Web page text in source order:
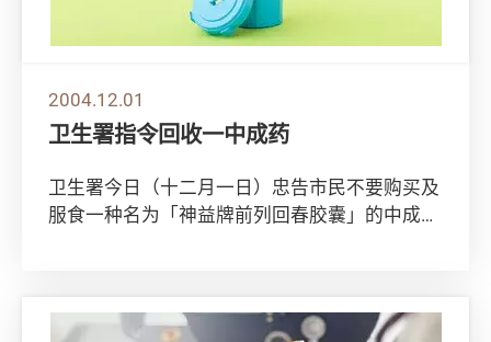
2004.12.01
卫生署指令回收一中成药
卫生署今日（十二月一日）忠告市民不要购买及
服食一种名为「神益牌前列回春胶囊」的中成